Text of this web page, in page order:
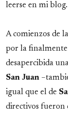
leerse en mi blog.
A comienzos de
por la finalmente
desapercibida
San Juan
igual que el de
directivos fueron